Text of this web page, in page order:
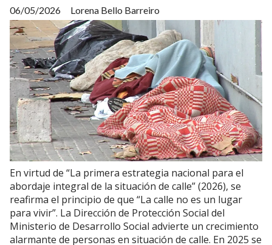
Lorena Bello Barreiro
06/05/2026
En virtud de “La primera estrategia nacional para el
abordaje integral de la situación de calle” (2026), se
reafirma el principio de que “La calle no es un lugar
para vivir”. La Dirección de Protección Social del
Ministerio de Desarrollo Social advierte un crecimiento
alarmante de personas en situación de calle. En 2025 se